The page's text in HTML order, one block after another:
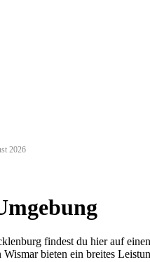
2026
findest du hier auf
bieten ein breites